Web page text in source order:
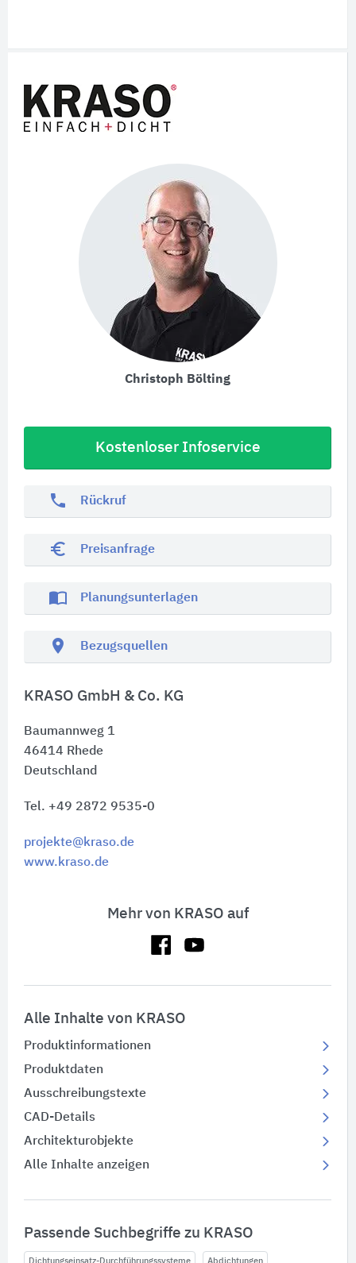
Christoph Bölting
Kostenloser Infoservice
phone Rückruf
euro_symbol Preisanfrage
import_contacts Planungsunterlagen
location_on Bezugsquellen
KRASO GmbH & Co. KG
Baumannweg 1
46414 Rhede
Deutschland
Tel. +49 2872 9535-0
projekte@kraso.de
www.kraso.de
Mehr von KRASO auf
Alle Inhalte von KRASO
Produktinformationen
Produktdaten
Ausschreibungstexte
CAD-Details
Architekturobjekte
Alle Inhalte anzeigen
Passende Suchbegriffe zu KRASO
Dichtungseinsatz-Durchführungssysteme Abdichtungen
Schnelleinstiege